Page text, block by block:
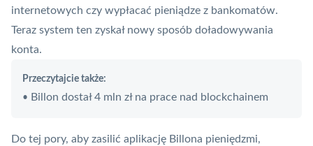
internetowych czy wypłacać pieniądze z bankomatów.
Teraz system ten zyskał nowy sposób doładowywania
konta.
Przeczytajcie także:
• Billon dostał 4 mln zł na prace nad blockchainem
Do tej pory, aby zasilić aplikację Billona pieniędzmi,